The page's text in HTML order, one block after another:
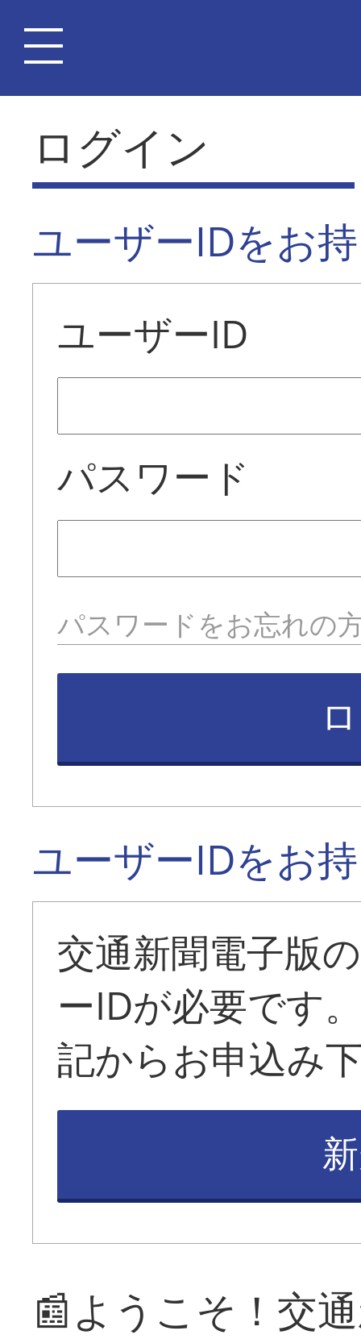
ログイン
ユーザーIDをお
ユーザーID
パスワード
パスワードをお忘れの
ユーザーIDをお
交通新聞電子版
ーIDが必要です
記からお申込み
📰ようこそ！交